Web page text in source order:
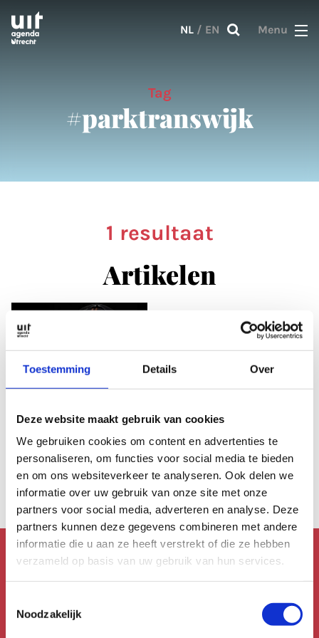
Toestemming Details Over
Deze website maakt gebruik van cookies
We gebruiken cookies om content en advertenties te
personaliseren, om functies voor social media te bieden
en om ons websiteverkeer te analyseren. Ook delen we
informatie over uw gebruik van onze site met onze
partners voor social media, adverteren en analyse. Deze
partners kunnen deze gegevens combineren met andere
informatie die u aan ze heeft verstrekt of die ze hebben
verzameld op basis van uw gebruik van hun services.
Noodzakelijk
Skip to main content
NL / EN Menu
Tag
#parktranswijk
1 resultaat
Artikelen
Transition Festival:
Jazz van nu
Mis niks!
Schrijf je in voor de